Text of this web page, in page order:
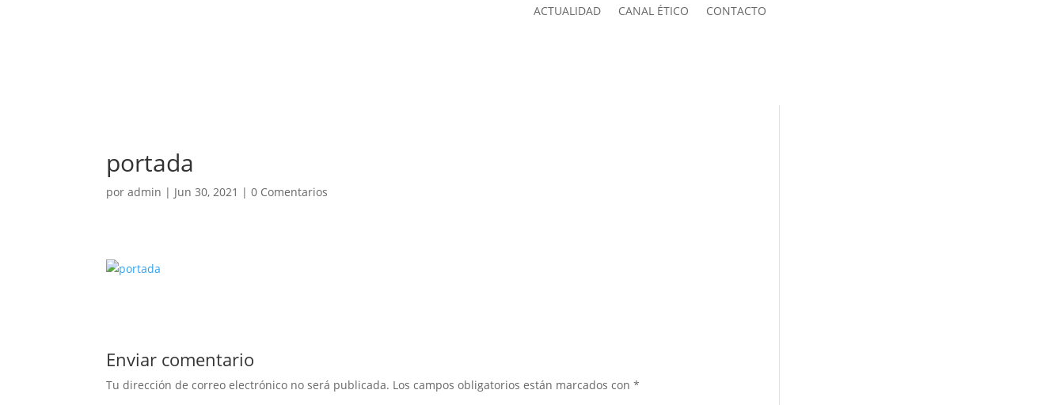
ACTUALIDAD CANAL ÉTICO CONTACTO
portada
poradmin | Jun 30, 2021 |0 Comentarios
Enviar comentario
Tu dirección de correo electrónico no será publicada. Los campos obligatorios están marcados con*